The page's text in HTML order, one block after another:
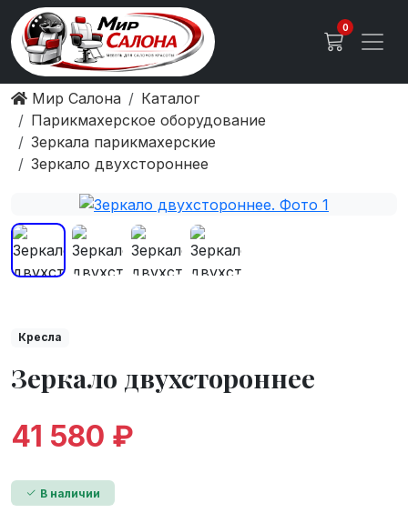
0
Мир Салона
Каталог
Парикмахерское оборудование
Зеркала парикмахерские
Зеркало двухстороннее
Кресла
Зеркало двухстороннее
41 580 ₽
В наличии